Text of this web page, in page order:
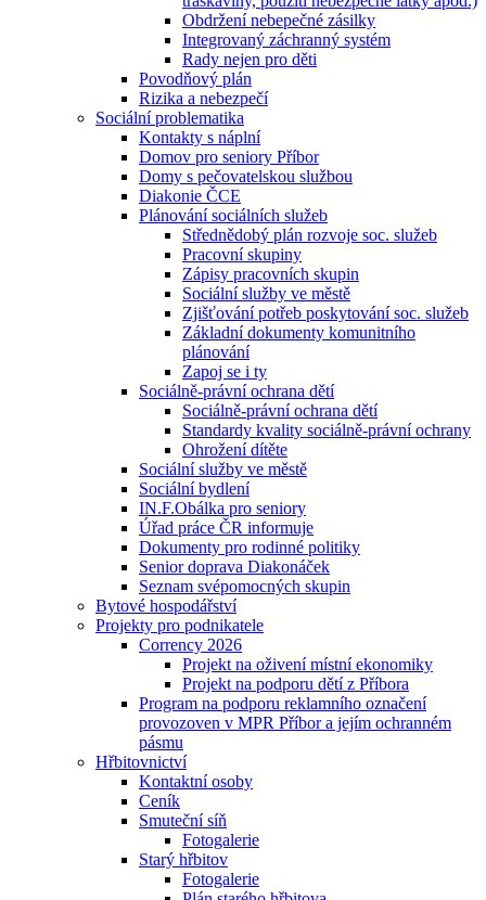
Obdržení nebepečné zásilky
Integrovaný záchranný systém
Rady nejen pro děti
Povodňový plán
Rizika a nebezpečí
Sociální problematika
Kontakty s náplní
Domov pro seniory Příbor
Domy s pečovatelskou službou
Diakonie ČCE
Plánování sociálních služeb
Střednědobý plán rozvoje soc. služeb
Pracovní skupiny
Zápisy pracovních skupin
Sociální služby ve městě
Zjišťování potřeb poskytování soc. služeb
Základní dokumenty komunitního
plánování
Zapoj se i ty
Sociálně-právní ochrana dětí
Sociálně-právní ochrana dětí
Standardy kvality sociálně-právní ochrany
Ohrožení dítěte
Sociální služby ve městě
Sociální bydlení
IN.F.Obálka pro seniory
Úřad práce ČR informuje
Dokumenty pro rodinné politiky
Senior doprava Diakonáček
Seznam svépomocných skupin
Bytové hospodářství
Projekty pro podnikatele
Corrency 2026
Projekt na oživení místní ekonomiky
Projekt na podporu dětí z Příbora
Program na podporu reklamního označení
provozoven v MPR Příbor a jejím ochranném
pásmu
Hřbitovnictví
Kontaktní osoby
Ceník
Smuteční síň
Fotogalerie
Starý hřbitov
Fotogalerie